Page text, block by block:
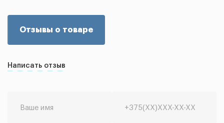
Отзывы о товаре
Написать отзыв